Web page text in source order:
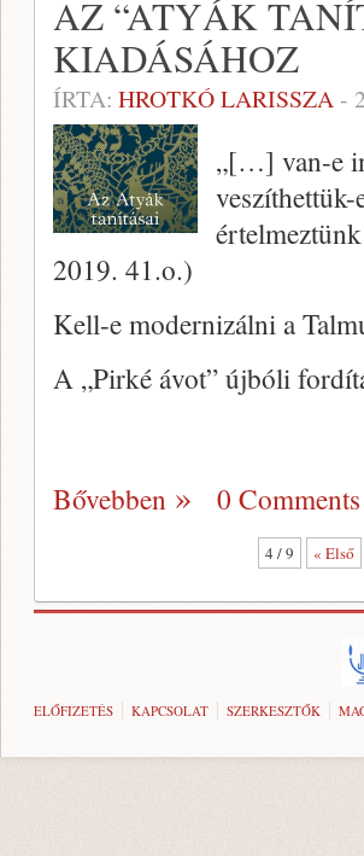
AZ “ATYÁK
KIADÁSÁHOZ
ÍRTA: HROTKÓ LARISSZA-
„[…] van-e
2019. 41.o.)
Kell-e modernizálni a
A „Pirké ávot” újbóli
Bővebben 0 Comments
4 / 9 « Első
ELŐFIZETÉS KAPCSOLAT SZERKESZTŐK